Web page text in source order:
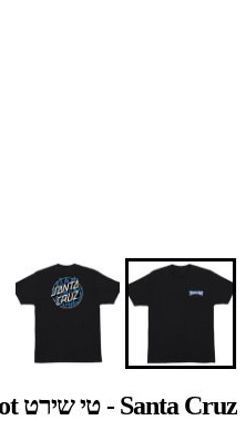
Santa Cruz - טי שירט Thrasher Flame Dot